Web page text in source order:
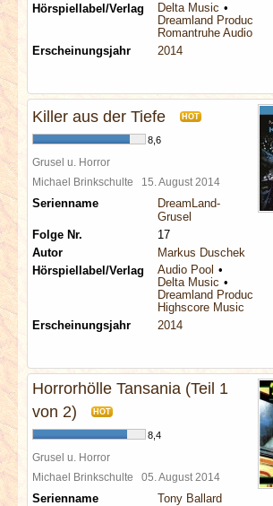
Hörspiellabel/Verlag
Delta Music
Dreamland Productions
Romantruhe Audio
Erscheinungsjahr
2014
Killer aus der Tiefe HOT
8,6
Grusel u. Horror
Michael Brinkschulte 15. August 2014
Serienname
DreamLand-
Grusel
Folge Nr.
17
Autor
Markus Duschek
Hörspiellabel/Verlag
Audio Pool
Delta Music
Dreamland Productions
Highscore Music
Erscheinungsjahr
2014
Horrorhölle Tansania (Teil 1
von 2)
HOT
8,4
Grusel u. Horror
Michael Brinkschulte 05. August 2014
Serienname
Tony Ballard